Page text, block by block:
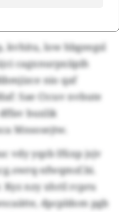
kvhitu, low hbgeegsl
cagxnurpxiipih
nio qaf
Sae Ctcuv nvbute
buxlik
Mnsosejtw.
vdy yqzb Ifüxp jsjv
nfwqmsf.bi.
Kyz nzy xhril rcpru
dpcpldom pgb